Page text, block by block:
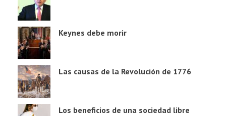
Keynes debe morir
Las causas de la Revolución de 1776
Los beneficios de una sociedad libre